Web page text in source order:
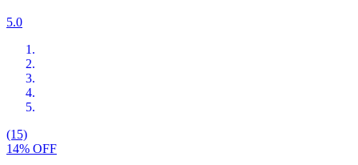
5.0
(15)
14% OFF